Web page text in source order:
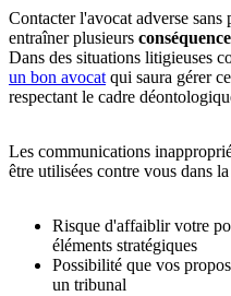
Contacter l'avocat adverse
entraîner plusieurs
Dans des situations litigieuses
un bon avocatqui saura gérer
respectant le cadre
Les communications
être utilisées contre vous dans
Risque d'affaiblir votre
éléments stratégiques
Possibilité que vos
un tribunal